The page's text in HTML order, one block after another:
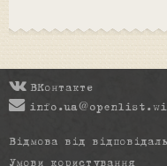
ВКонтакте
Відмова від
Умови користування